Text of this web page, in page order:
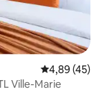
4,89 (45)
Ville-Marie